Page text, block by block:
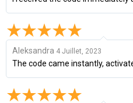
Aleksandra 4 Juillet, 2023
The code came instantly,